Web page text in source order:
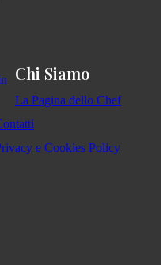
Chi Siamo
La Pagina dello Chef
e Cookies Policy